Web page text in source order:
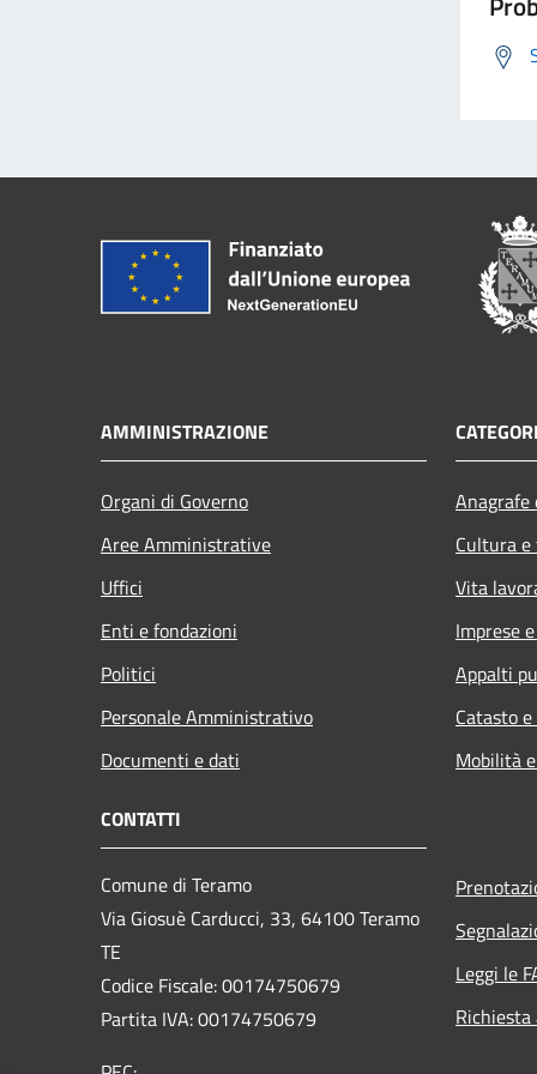
AMMINISTRAZIONE
Organi di Governo
Aree Amministrative
Uffici
Enti e fondazioni
Politici
Personale Amministrativo
Documenti e dati
Cultura
Vita
Imprese
Appalti
Catasto
Mobilità
CONTATTI
Comune di Teramo
Via Giosuè Carducci, 33, 64100 Teramo
TE
Codice Fiscale: 00174750679
Partita IVA: 00174750679
Leggi le